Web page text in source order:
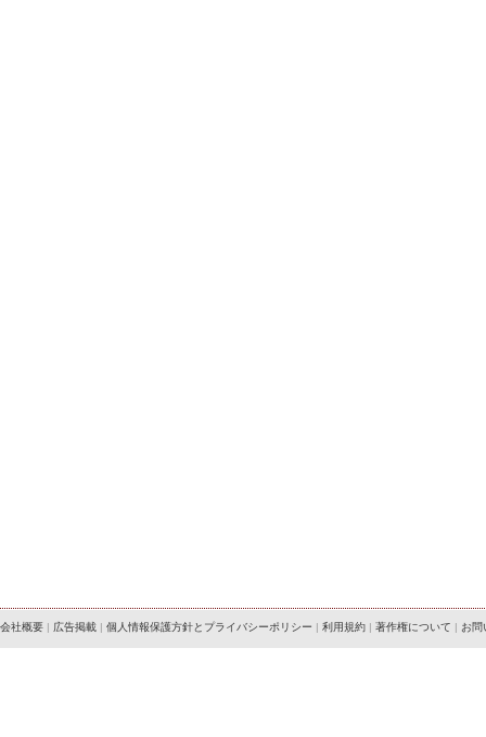
会社概要 | 広告掲載 | 個人情報保護方針とプライバシーポリシー | 利用規約 | 著作権について | お問